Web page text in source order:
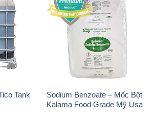
Tank
Sodium Benzoate – Mốc Bột
Kalama Food Grade Mỹ Usa